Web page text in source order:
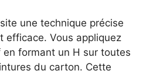
une technique précise
efficace. Vous appliquez
formant un H sur toutes
du carton. Cette